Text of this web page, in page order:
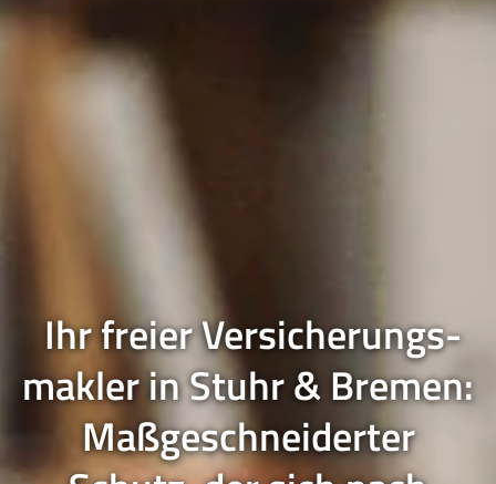
Ihr freier Ver­sicherungs­
makler in Stuhr & Bremen:
Maßgeschneiderter